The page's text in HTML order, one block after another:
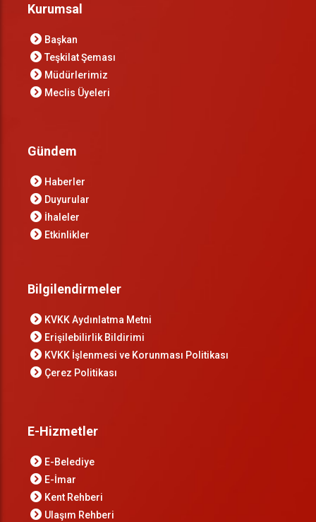
Kurumsal
Başkan
Teşkilat Şeması
Müdürlerimiz
Meclis Üyeleri
Gündem
Haberler
Duyurular
İhaleler
Etkinlikler
Bilgilendirmeler
KVKK Aydınlatma Metni
Erişilebilirlik Bildirimi
KVKK İşlenmesi ve Korunması Politikası
Çerez Politikası
E-Hizmetler
E-Belediye
E-İmar
Kent Rehberi
Ulaşım Rehberi